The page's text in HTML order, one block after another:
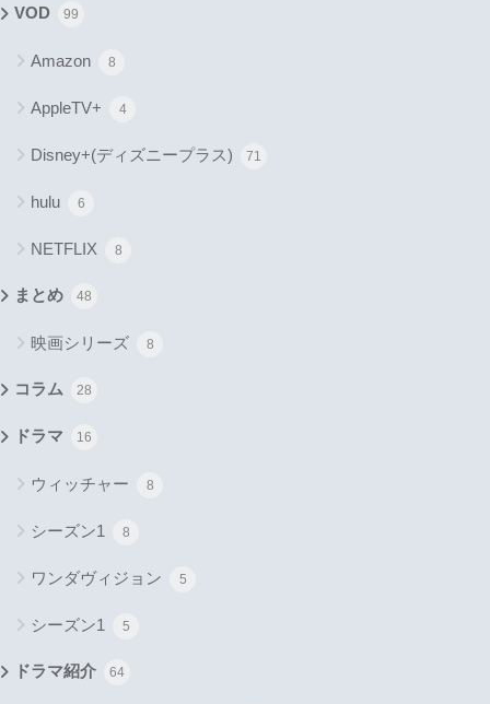
VOD 99
Amazon 8
AppleTV+ 4
Disney+(ディズニープラス) 71
hulu 6
NETFLIX 8
まとめ 48
映画シリーズ 8
コラム 28
ドラマ 16
ウィッチャー 8
シーズン1 8
ワンダヴィジョン 5
シーズン1 5
ドラマ紹介 64